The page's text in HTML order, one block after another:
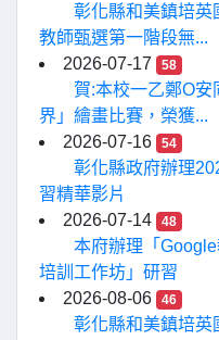
彰化縣和美鎮培英
教師甄選第一階段無...
2026-07-17
58
賀:本校一乙鄭O
界」繪畫比賽，榮獲...
2026-07-16
54
彰化縣政府辦理
習精華影片
2026-07-14
48
本府辦理「
培訓工作坊」研習
2026-08-06
46
彰化縣和美鎮培英